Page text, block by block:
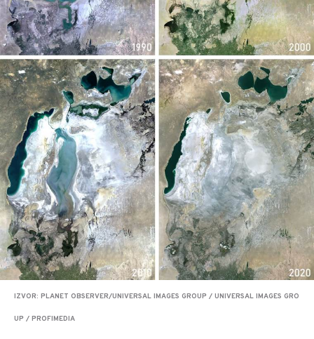
IZVOR: PLANET OBSERVER/UNIVERSAL IMAGES GROUP / UNIVERSAL IMAGES GRO
UP / PROFIMEDIA